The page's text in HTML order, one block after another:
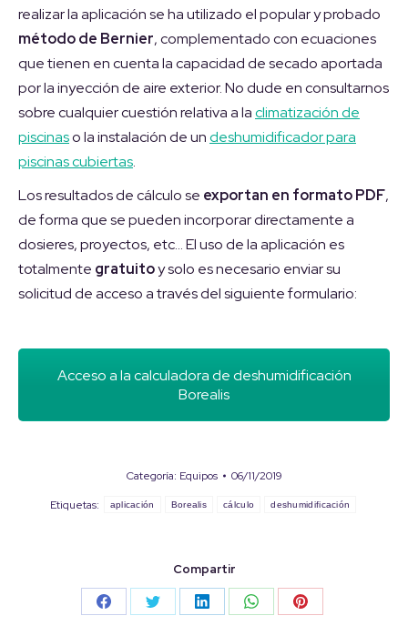
realizar la aplicación se ha utilizado el popular y probado
método de Bernier, complementado con ecuaciones
que tienen en cuenta la capacidad de secado aportada
por la inyección de aire exterior. No dude en consultarnos
sobre cualquier cuestión relativa a laclimatización de
piscinaso la instalación de undeshumidificador para
piscinas cubiertas.
Los resultados de cálculo se exportan en formato PDF,
de forma que se pueden incorporar directamente a
dosieres, proyectos, etc… El uso de la aplicación es
totalmente gratuitoy solo es necesario enviar su
solicitud de acceso a través del siguiente formulario:
Acceso a la calculadora de deshumidificación
Borealis
Categoría: Equipos
06/11/2019
Etiquetas:
aplicación Borealis cálculo deshumidificación
Compartir
Share
Share
Share
Share
Share